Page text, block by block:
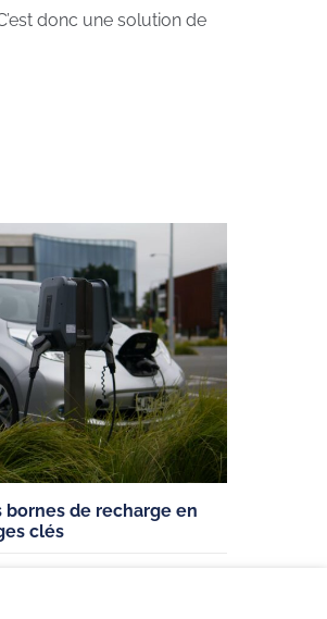
donc une solution de
de recharge en
clés
clients sont nos
meilleurs ambassadeurs